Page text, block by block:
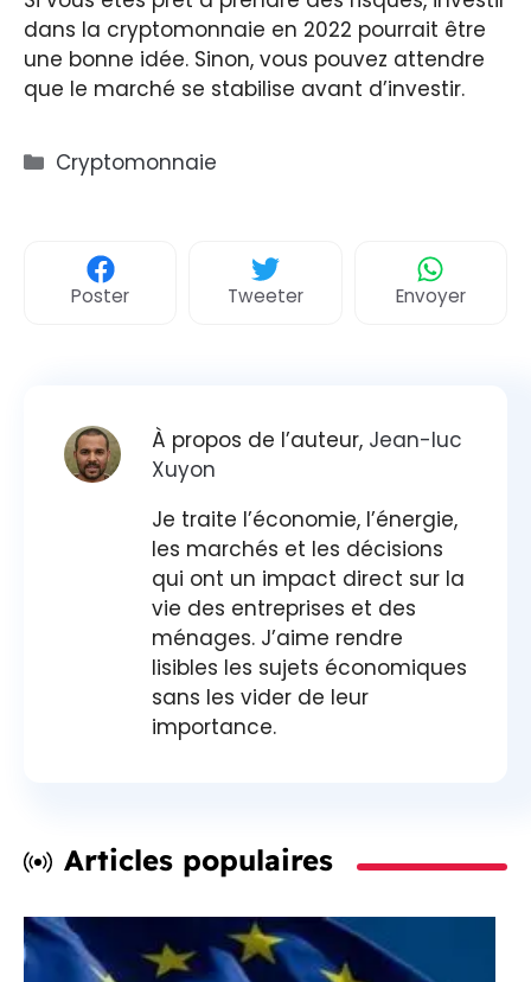
dans la cryptomonnaie en 2022 pourrait être
une bonne idée. Sinon, vous pouvez attendre
que le marché se stabilise avant d’investir.
Catégories
Cryptomonnaie
Poster Tweeter Envoyer
À propos de l’auteur, Jean-luc
Xuyon
Je traite l’économie, l’énergie,
les marchés et les décisions
qui ont un impact direct sur la
vie des entreprises et des
ménages. J’aime rendre
lisibles les sujets économiques
sans les vider de leur
importance.
Articles populaires